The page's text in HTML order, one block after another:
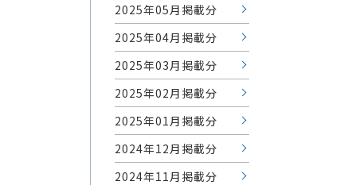
2025年05月掲載分
2025年04月掲載分
2025年03月掲載分
2025年02月掲載分
2025年01月掲載分
2024年12月掲載分
2024年11月掲載分